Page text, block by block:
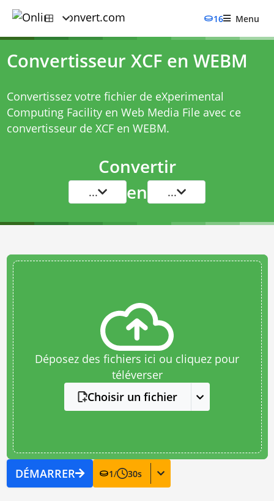
16 Menu
Convertisseur XCF en WEBM
Convertissez votre fichier de eXperimental
Computing Facility en Web Media File avec ce
convertisseur de XCF en WEBM.
Convertir
... en ...
Déposez des fichiers ici ou cliquez pour
téléverser
Choisir un fichier
DÉMARRER 1/ 30s